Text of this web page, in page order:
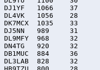
DJ1YF	1066	37	0(0)	0(0)	41(26)	0(0)
DL4VK	1056	28	26(11)	22(11)	0(0)	0(0)
DK7MCX	1035	33	0(0)	45(23)	0(0)	0(0)
DJ5NN	989	31	0(0)	0(0)	19(13)	24(10)
DL9MFY	968	32	44(22)	0(0)	0(0)	0(0)
DN4TG	920	32	0(0)	0(0)	40(23)	0(0)
DB1MUC	884	36	0(0)	18(11)	0(0)	34(6)
DL3LAB	828	32	0(0)	36(23)	0(0)	0(0)